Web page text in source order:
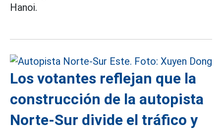
Hanoi.
Los votantes reflejan que la
construcción de la autopista
Norte-Sur divide el tráfico y